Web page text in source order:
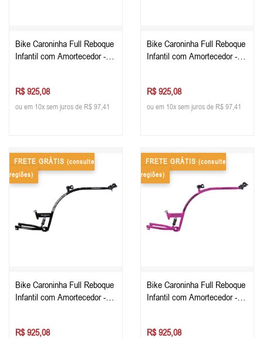
Bike Caroninha Full Reboque
Infantil com Amortecedor -
R$ 925,08
ou em 10x sem juros de R$ 97,41
Bike Caroninha Full Reboque
Infantil com Amortecedor -
R$ 925,08
ou em 10x sem juros de R$ 97,41
FRETE GRÁTIS (consulte
regiões)
Bike Caroninha Full Reboque
Infantil com Amortecedor -
R$ 925,08
FRETE GRÁTIS (consulte
regiões)
Bike Caroninha Full Reboque
Infantil com Amortecedor -
R$ 925,08